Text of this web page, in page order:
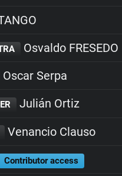
Osvaldo FRESEDO
Oscar Serpa
Julián Ortiz
Venancio Clauso
Contributor access